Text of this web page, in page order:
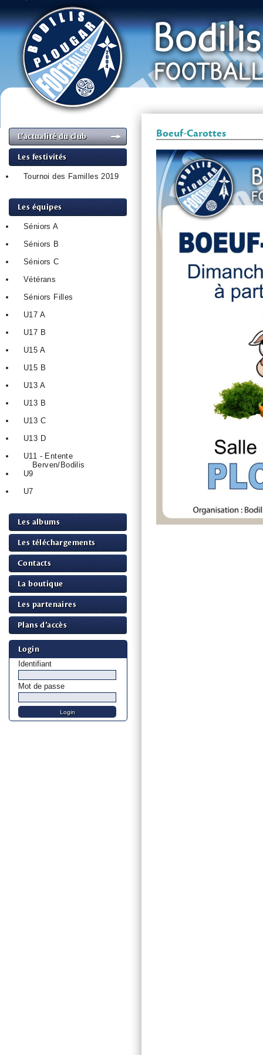
L’actualité du club
Les festivités
Tournoi des Familles 2019
Les équipes
Séniors A
Séniors B
Séniors C
Vétérans
Séniors Filles
U17 A
U17 B
U15 A
U15 B
U13 A
U13 B
U13 C
U13 D
U11 - Entente
Berven/Bodilis
U9
U7
Les albums
Les téléchargements
Contacts
La boutique
Les partenaires
Plans d’accès
Login
Identifiant
Mot de passe
Boeuf-Carottes